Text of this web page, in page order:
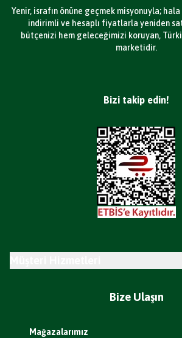
Yenir, israfın önüne geçmek misyonuyla;
indirimli ve hesaplı fiyatlarla yeniden
bütçenizi hem geleceğimizi koruyan,
marketidir.
Bizi takip edin!
Bize Ulaşın
Mağazalarımız